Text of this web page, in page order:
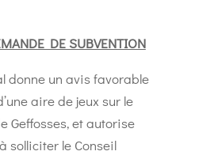
DE SUBVENTION
donne un avis favorable
aire de jeux sur le
Geffosses, et autorise
solliciter le Conseil